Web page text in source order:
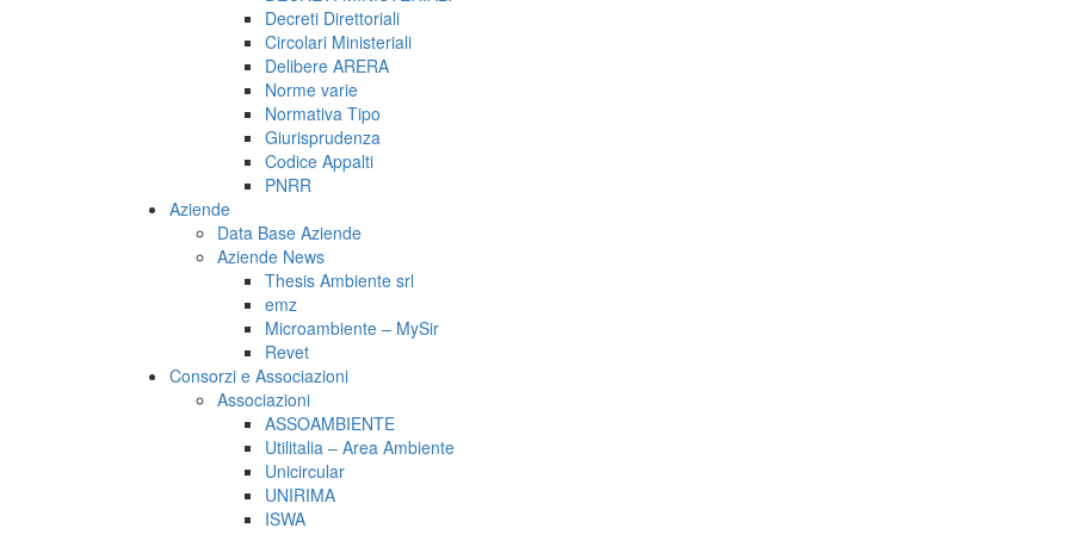
Decreti Direttoriali
Circolari Ministeriali
Delibere ARERA
Norme varie
Normativa Tipo
Giurisprudenza
Codice Appalti
PNRR
Aziende
Data Base Aziende
Aziende News
Thesis Ambiente srl
emz
Microambiente – MySir
Revet
Consorzi e Associazioni
Associazioni
ASSOAMBIENTE
Utilitalia – Area Ambiente
Unicircular
UNIRIMA
ISWA